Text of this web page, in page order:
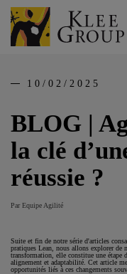
Aller
au
contenu
principal
BLOG |
la clé
réussie ?
10/02/2025
Par Equipe Agilité
Suite et fin de notre série d'articles
pratiques Lean, nous allons explorer de
transformation, elle constitue une étape
alignement et adaptabilité. Cet article
opportunités liés à ces changements